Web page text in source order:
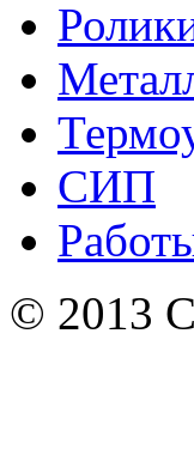
СИП
© 2013